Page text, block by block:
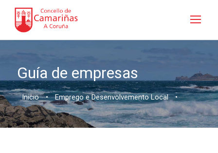
Guía de empresas
Inicio • Emprego e Desenvolvemento Local •